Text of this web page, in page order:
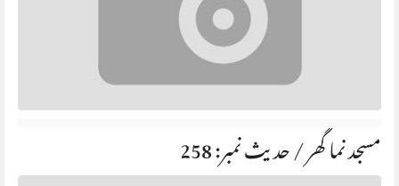
مسجد نما گھر / حديث نمبر: 258